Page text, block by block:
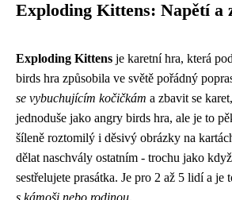
Exploding Kittens: Napětí a
Exploding Kittens je karetní hra, která
birds hra způsobila ve světě pořádný
se vybuchujícím kočičkám a zbavit se
jednoduše jako angry birds hra, ale je to
šíleně roztomilý i děsivý obrázky na
dělat naschvály ostatním - trochu jako
sestřelujete prasátka. Je pro 2 až 5 lidí a je